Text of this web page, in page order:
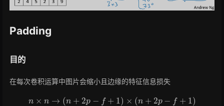
Padding
目的
在每次卷积运算中图片会缩小且边缘的特征信息损失
n n→ n+2 −f + 1)× ( n +2 p −f+